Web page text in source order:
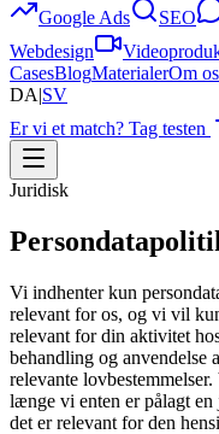
Google Ads
SEO
Webdesign
CasesBlogMaterialerOm os
DA|SV
Er vi et match? Tag testen
Juridisk
Vi indhenter kun
relevant for os, og vi vil
relevant for din aktivitet
behandling og anvendelse
relevante
længe vi enten er pålagt
det er relevant for den